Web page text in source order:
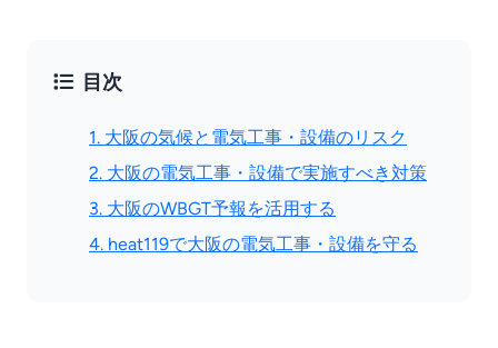
目次
1. 大阪の気候と電気工事・設備のリスク
2. 大阪の電気工事・設備で実施すべき対策
3. 大阪のWBGT予報を活用する
4. heat119で大阪の電気工事・設備を守る